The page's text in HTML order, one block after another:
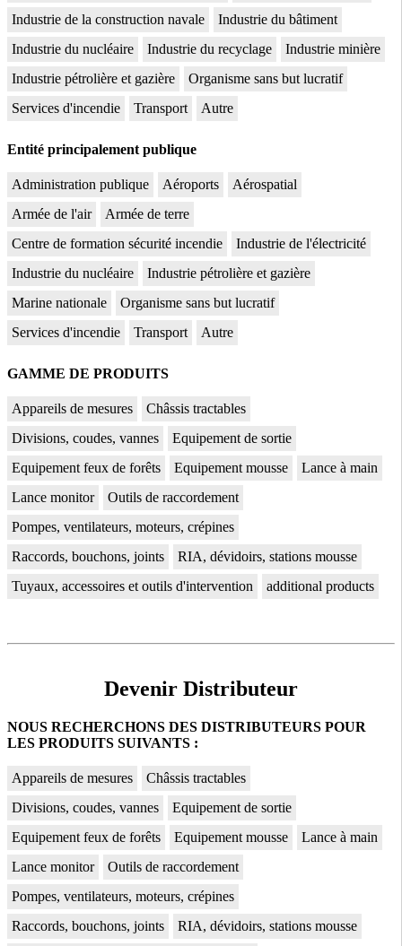
Industrie de la construction navale
Industrie du bâtiment
Industrie du nucléaire
Industrie du recyclage
Industrie minière
Industrie pétrolière et gazière
Organisme sans but lucratif
Services d'incendie
Transport Autre
Entité principalement publique
Administration publique Aéroports
Aérospatial
Armée de l'air
Armée de terre
Centre de formation sécurité incendie
Industrie de l'électricité
Industrie du nucléaire
Industrie pétrolière et gazière
Marine nationale
Organisme sans but lucratif
Services d'incendie
Transport Autre
GAMME DE PRODUITS
Appareils de mesures
Châssis tractables
Divisions, coudes, vannes
Equipement de sortie
Equipement feux de forêts
Equipement mousse
Lance à main
Lance monitor
Outils de raccordement
Pompes, ventilateurs, moteurs, crépines
Raccords, bouchons, joints
RIA, dévidoirs, stations mousse
Tuyaux, accessoires et outils d'intervention
additional products
Devenir Distributeur
NOUS RECHERCHONS DES DISTRIBUTEURS POUR
LES PRODUITS SUIVANTS :
Appareils de mesures
Châssis tractables
Divisions, coudes, vannes
Equipement de sortie
Equipement feux de forêts
Equipement mousse
Lance à main
Lance monitor
Outils de raccordement
Pompes, ventilateurs, moteurs, crépines
Raccords, bouchons, joints
RIA, dévidoirs, stations mousse